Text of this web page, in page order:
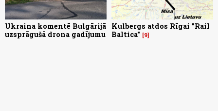
Ukraina komentē Bulgārijā
uzsprāgušā drona gadījumu
Kulbergs atdos Rīgai "Rail
Baltica"
9